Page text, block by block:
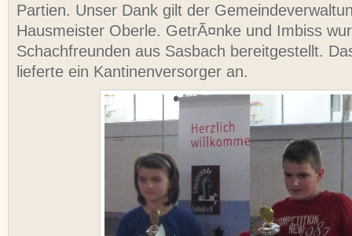
Partien. Unser Dank gilt der
Hausmeister Oberle. GetrÃ¤nke und Imbiss
Schachfreunden aus Sasbach bereitgestellt.
lieferte ein Kantinenversorger an.